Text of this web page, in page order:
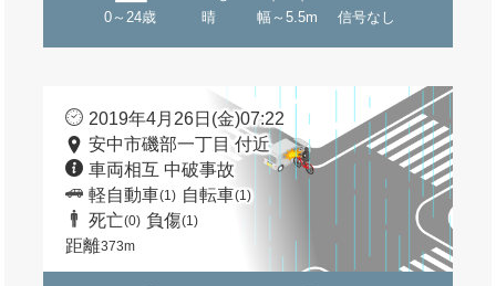
0～24歳 晴 幅～5.5m 信号なし
2019年4月26日(金)07:22
安中市磯部一丁目 付近
車両相互 中破事故
軽自動車(1) 自転車(1)
死亡(0) 負傷(1)
距離373m